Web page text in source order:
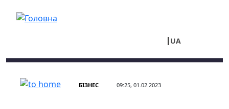
UA
БІЗНЕС 09:25, 01.02.2023